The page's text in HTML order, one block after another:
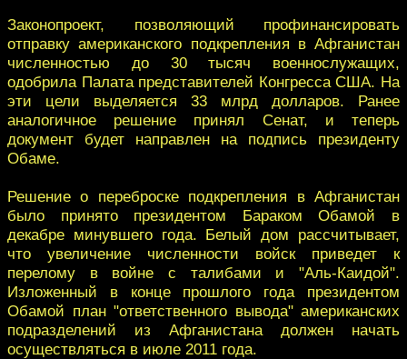
Законопроект, позволяющий профинансировать
отправку американского подкрепления в Афганистан
численностью до 30 тысяч военнослужащих,
одобрила Палата представителей Конгресса США. На
эти цели выделяется 33 млрд долларов. Ранее
аналогичное решение принял Сенат, и теперь
документ будет направлен на подпись президенту
Обаме.
Решение о переброске подкрепления в Афганистан
было принято президентом Бараком Обамой в
декабре минувшего года. Белый дом рассчитывает,
что увеличение численности войск приведет к
перелому в войне с талибами и "Аль-Каидой".
Изложенный в конце прошлого года президентом
Обамой план "ответственного вывода" американских
подразделений из Афганистана должен начать
осуществляться в июле 2011 года.